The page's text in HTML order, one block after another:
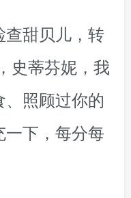
甜贝儿，转
史蒂芬妮，我
照顾过你的
下，每分每